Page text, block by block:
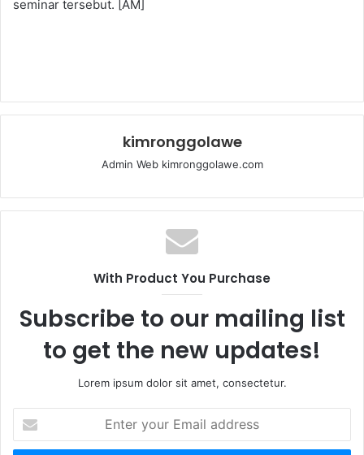
seminar tersebut. [AM]
kimronggolawe
Admin Web kimronggolawe.com
With Product You Purchase
Subscribe to our mailing list
to get the new updates!
Lorem ipsum dolor sit amet, consectetur.
t